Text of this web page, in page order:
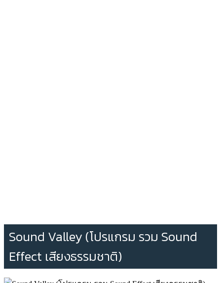
Sound Valley (โปรแกรม รวม Sound
Effect เสียงธรรมชาติ)